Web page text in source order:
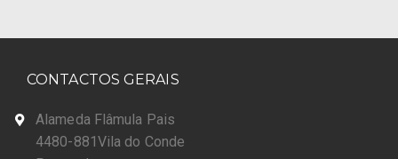
CONTACTOS GERAIS
Alameda Flâmula Pais
4480-881Vila do Conde